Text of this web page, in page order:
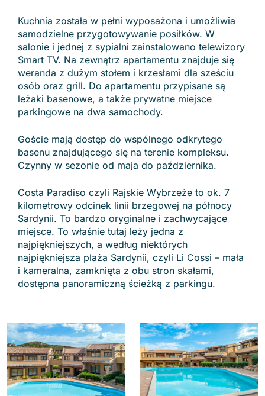
Kuchnia została w pełni wyposażona i umożliwia
samodzielne przygotowywanie posiłków. W
salonie i jednej z sypialni zainstalowano telewizory
Smart TV. Na zewnątrz apartamentu znajduje się
weranda z dużym stołem i krzesłami dla sześciu
osób oraz grill. Do apartamentu przypisane są
leżaki basenowe, a także prywatne miejsce
parkingowe na dwa samochody.
Goście mają dostęp do wspólnego odkrytego
basenu znajdującego się na terenie kompleksu.
Czynny w sezonie od maja do października.
Costa Paradiso czyli Rajskie Wybrzeże to ok. 7
kilometrowy odcinek linii brzegowej na północy
Sardynii. To bardzo oryginalne i zachwycające
miejsce. To właśnie tutaj leży jedna z
najpiękniejszych, a według niektórych
najpiękniejsza plaża Sardynii, czyli Li Cossi – mała
i kameralna, zamknięta z obu stron skałami,
dostępna panoramiczną ścieżką z parkingu.